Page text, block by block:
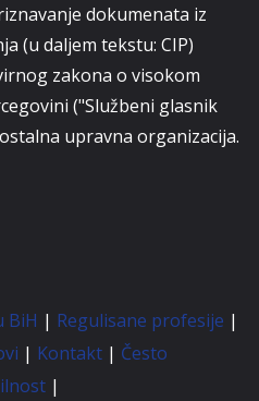
dokumenata iz
(u daljem tekstu: CIP)
zakona o visokom
("Službeni glasnik
upravna organizacija.
BiH | Regulisane profesije |
| Kontakt | Često
|